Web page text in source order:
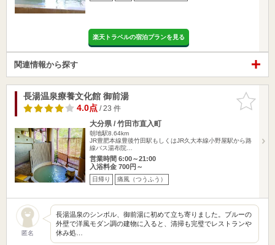
楽天トラベルの宿泊プランを見る
関連情報から探す
お気に入
りに追加
長湯温泉療養文化館 御前湯
4.0点/ 23 件
大分県 / 竹田市直入町
朝地駅8.64km
JR豊肥本線豊後竹田駅もしくはJR久大本線小野屋駅から路
線バス湯布院…
営業時間 6:00～21:00
入浴料金 700円～
日帰り 痛風（つうふう）
匿名
長湯温泉のシンボル、御前湯に初めて立ち寄りました。ブルーの
外壁で洋風モダン調の建物に入ると、清掃も完璧でレストランや
休み処…